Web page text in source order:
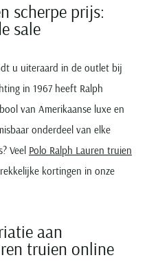
scherpe prijs:
sale
u uiteraard in de outlet bij
in 1967 heeft Ralph
van Amerikaanse luxe en
onderdeel van elke
Veel Polo Ralph Lauren truien
kortingen in onze
aan
truien online